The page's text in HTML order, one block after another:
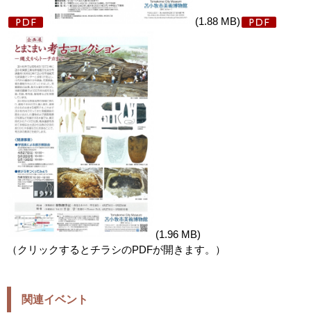
(1.88 MB)
(1.96 MB)
（クリックするとチラシのPDFが開きます。）
関連イベント